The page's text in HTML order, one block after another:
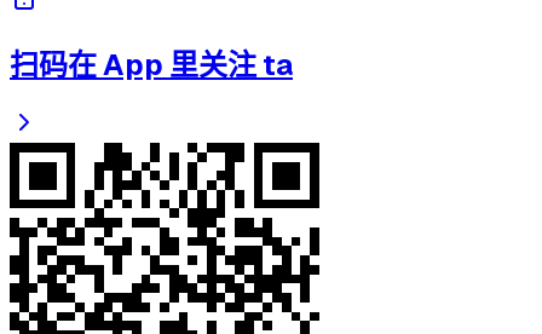
扫码在 App 里关注 ta